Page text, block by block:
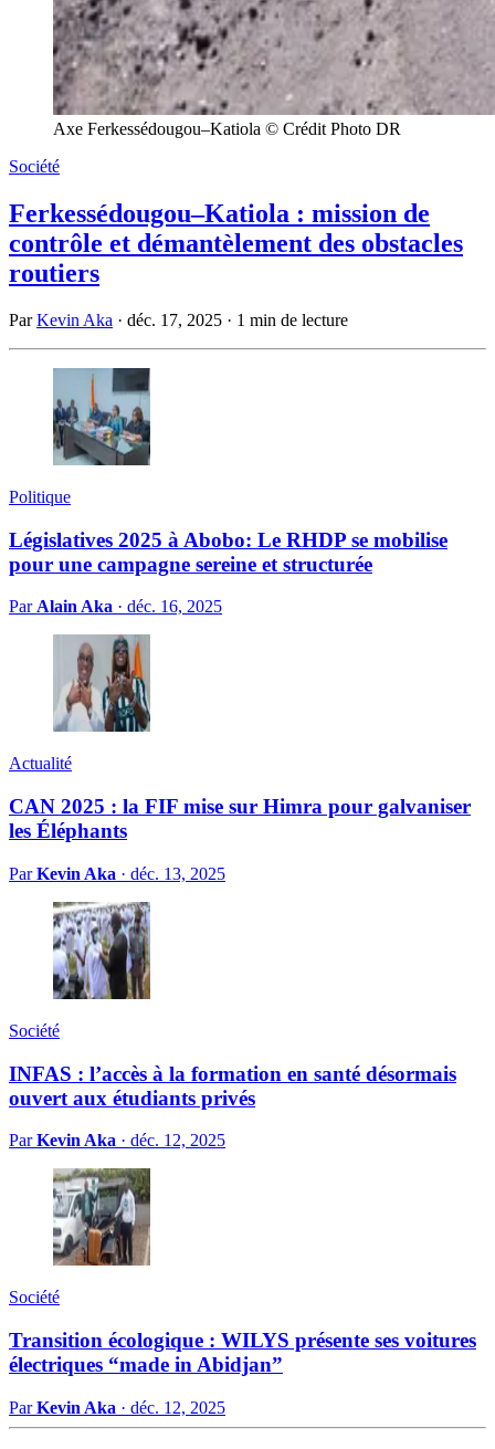
Axe Ferkessédougou–Katiola © Crédit Photo DR
Société
Ferkessédougou–Katiola : mission de
contrôle et démantèlement des obstacles
routiers
ParKevin Aka · déc. 17, 2025 · 1 min de lecture
Politique
Législatives 2025 à Abobo: Le RHDP se mobilise
pour une campagne sereine et structurée
ParAlain Aka · déc. 16, 2025
Actualité
CAN 2025 : la FIF mise sur Himra pour galvaniser
les Éléphants
ParKevin Aka · déc. 13, 2025
Société
INFAS : l’accès à la formation en santé désormais
ouvert aux étudiants privés
ParKevin Aka · déc. 12, 2025
Société
Transition écologique : WILYS présente ses voitures
électriques “made in Abidjan”
ParKevin Aka · déc. 12, 2025